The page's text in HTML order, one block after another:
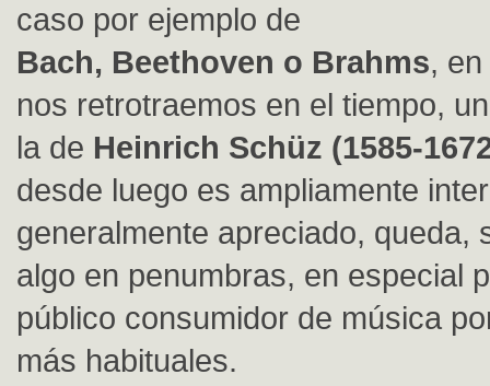
caso por ejemplo de
Bach, Beethoven o Brahms,
nos retrotraemos en el tiempo,
la de Heinrich Schüz (1585-
desde luego es ampliamente
generalmente apreciado, queda,
algo en penumbras, en especial
público consumidor de música
más habituales.